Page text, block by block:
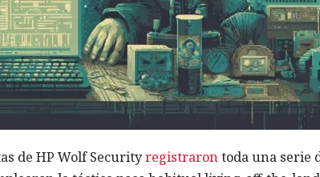
de HP Wolf Securityregistrarontoda una serie